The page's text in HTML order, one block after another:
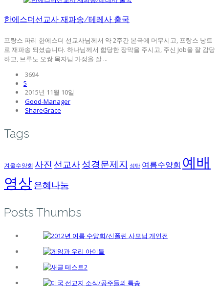
한에스더선교사 재파송/테레사 출국
프랑스 파리 한에스더 선교사님께서 약 2주간 본국에 머무시고, 프랑스 낭트
로 재파송 되셨습니다. 하나님께서 합당한 장막을 주시고, 주신 Job을 잘 감당
하고, 브루노 오쌍 목자님 가정을 잘 ...
3694
5
2015년 11월 10일
Good-Manager
ShareGrace
Tags
겨울수양회 사진 선교사성경문제지 성탄 여름수양회 예배
영상은혜나눔
Posts Thumbs